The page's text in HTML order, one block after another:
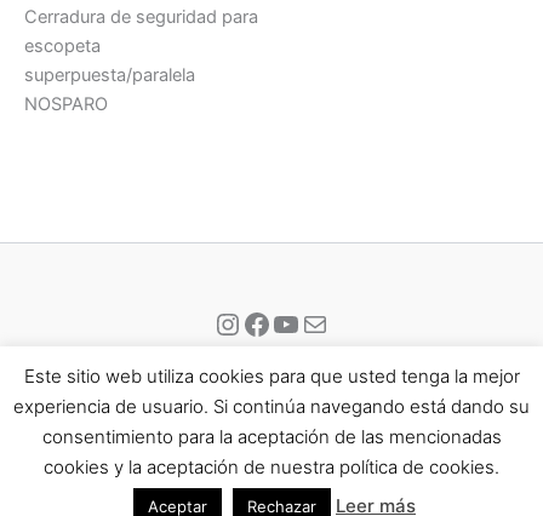
Cerradura de seguridad para
escopeta
superpuesta/paralela
NOSPARO
Instagram
Facebook
YouTube
Correo electrónico
Todos los derechos © 2026 Eisport | Funciona gracias aTema
Astra para WordPress
Este sitio web utiliza cookies para que usted tenga la mejor
experiencia de usuario. Si continúa navegando está dando su
consentimiento para la aceptación de las mencionadas
cookies y la aceptación de nuestra política de cookies.
Aceptar Rechazar Leer más